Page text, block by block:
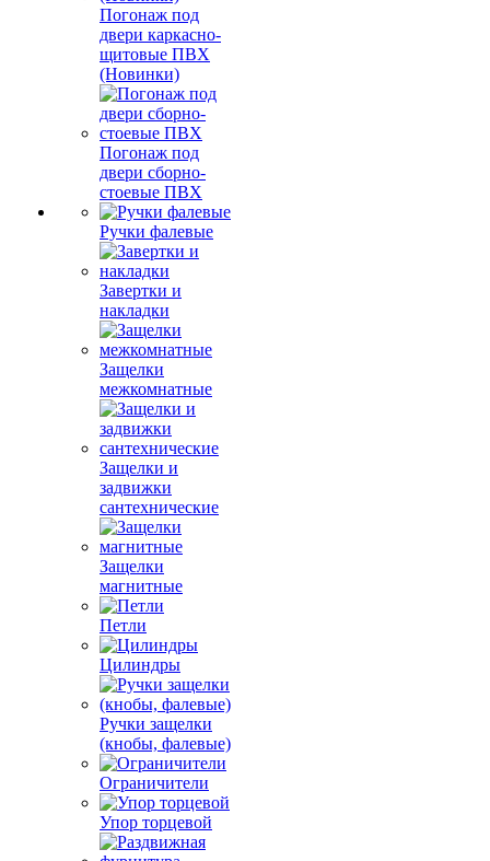
Погонаж под
двери каркасно-
щитовые ПВХ
(Новинки)
Погонаж под
двери сборно-
стоевые ПВХ
Ручки фалевые
Завертки и
накладки
Защелки
межкомнатные
Защелки и
задвижки
сантехнические
Защелки
магнитные
Петли
Цилиндры
Ручки защелки
(кнобы, фалевые)
Ограничители
Упор торцевой